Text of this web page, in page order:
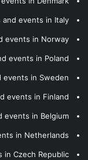
and events in Italy
events in Norway
events in Poland
events in Sweden
events in Finland
events in Belgium
in Netherlands
in Czech Republic